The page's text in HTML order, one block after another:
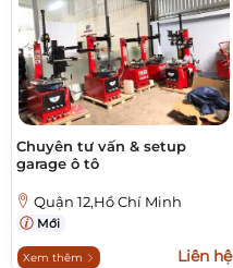
Chuyên tư vấn & setup
garage ô tô
Quận 12,Hồ Chí Minh
Mới
Xem thêm Liên hệ